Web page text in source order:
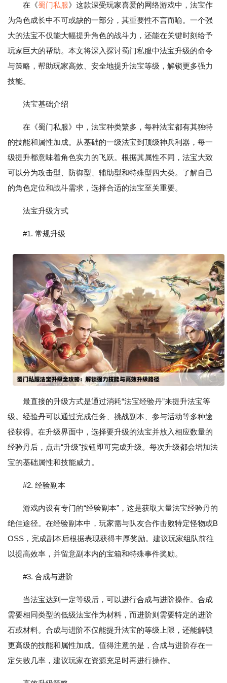
在《蜀门私服》这款深受玩家喜爱的网络游戏中，法宝作
为角色成长中不可或缺的一部分，其重要性不言而喻。一个强
大的法宝不仅能大幅提升角色的战斗力，还能在关键时刻给予
玩家巨大的帮助。本文将深入探讨蜀门私服中法宝升级的命令
与策略，帮助玩家高效、安全地提升法宝等级，解锁更多强力
技能。
法宝基础介绍
在《蜀门私服》中，法宝种类繁多，每种法宝都有其独特
的技能和属性加成。从基础的一级法宝到顶级神兵利器，每一
级提升都意味着角色实力的飞跃。根据其属性不同，法宝大致
可以分为攻击型、防御型、辅助型和特殊型四大类。了解自己
的角色定位和战斗需求，选择合适的法宝至关重要。
法宝升级方式
#1. 常规升级
最直接的升级方式是通过消耗“法宝经验丹”来提升法宝等
级。经验丹可以通过完成任务、挑战副本、参与活动等多种途
径获得。在升级界面中，选择要升级的法宝并放入相应数量的
经验丹后，点击“升级”按钮即可完成升级。每次升级都会增加法
宝的基础属性和技能威力。
#2. 经验副本
游戏内设有专门的“经验副本”，这是获取大量法宝经验丹的
绝佳途径。在经验副本中，玩家需与队友合作击败特定怪物或B
OSS，完成副本后根据表现获得丰厚奖励。建议玩家组队前往
以提高效率，并留意副本内的宝箱和特殊事件奖励。
#3. 合成与进阶
当法宝达到一定等级后，可以进行合成与进阶操作。合成
需要相同类型的低级法宝作为材料，而进阶则需要特定的进阶
石或材料。合成与进阶不仅能提升法宝的等级上限，还能解锁
更高级的技能和属性加成。值得注意的是，合成与进阶存在一
定失败几率，建议玩家在资源充足时再进行操作。